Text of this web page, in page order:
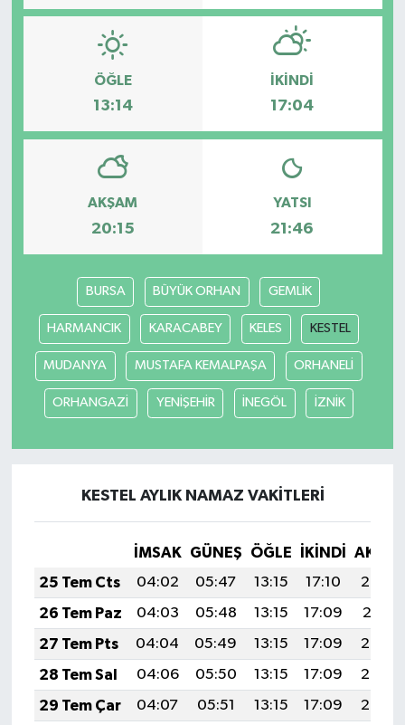
ÖĞLE
13:14
İKINDI
17:04
AKŞAM
20:15
YATSI
21:46
BURSA BÜYÜK ORHAN GEMLİK
HARMANCIK KARACABEY KELES KESTEL
MUDANYA MUSTAFA KEMALPAŞA ORHANELİ
ORHANGAZİ YENİŞEHİR İNEGÖL İZNİK
KESTEL AYLIK NAMAZ VAKITLERI
İMSAK GÜNEŞ ÖĞLE İKINDI
25 Tem Cts
04:02 05:47 13:15 17:10
20:32
26 Tem Paz
04:03 05:48 13:15 17:09
20:31
27 Tem Pts
04:04 05:49 13:15 17:09
20:30
28 Tem Sal
04:06 05:50 13:15 17:09
20:29
29 Tem Çar
04:07 05:51 13:15 17:09
20:28